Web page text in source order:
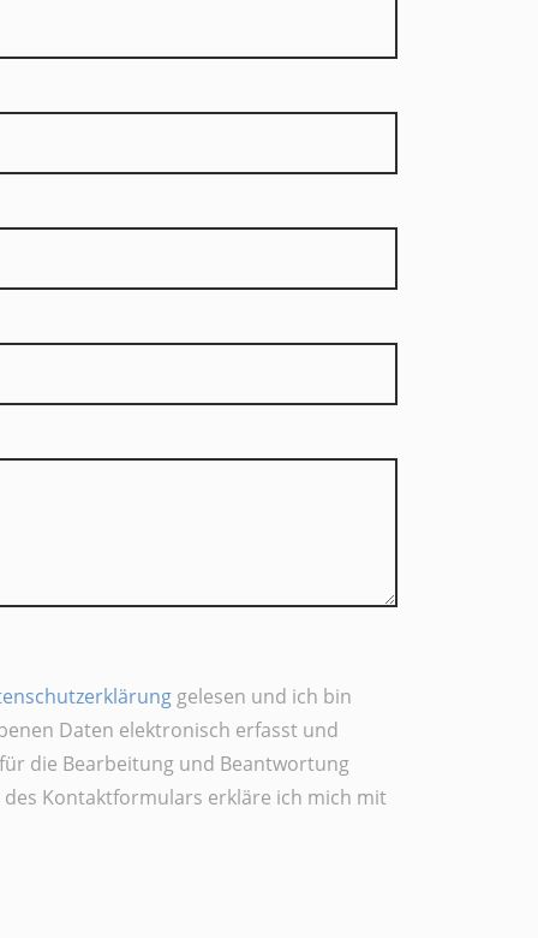
gelesen und ich bin
Daten elektronisch erfasst und
die Bearbeitung und Beantwortung
Kontaktformulars erkläre ich mich mit